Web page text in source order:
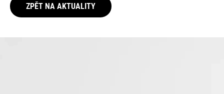
ZPĚT NA AKTUALITY